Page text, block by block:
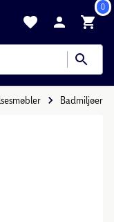
0
Badmiljøer